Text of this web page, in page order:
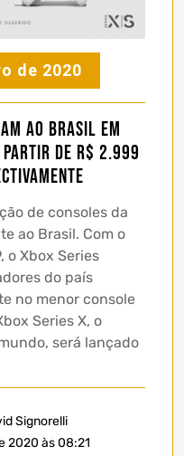
de 2020
ao Brasil em
de R$ 2.999
de consoles da
ao Brasil. Com o
o Xbox Series
do país
no menor console
Series X, o
será lançado
Signorelli
2020 às 08:21